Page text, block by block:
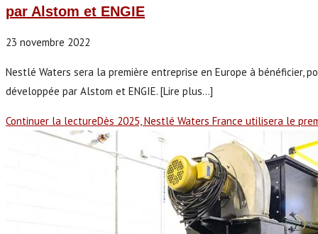
par Alstom et ENGIE
23 novembre 2022
Nestlé Waters sera la première entreprise en Europe à bénéficier,
développée par Alstom et ENGIE. [Lire plus...]
Continuer la lectureDès 2025, Nestlé Waters France utilisera le